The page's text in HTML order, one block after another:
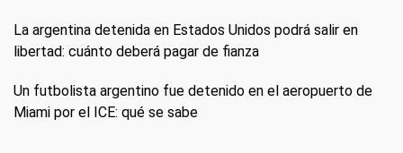
La argentina detenida en Estados Unidos podrá salir en
libertad: cuánto deberá pagar de fianza
Un futbolista argentino fue detenido en el aeropuerto de
Miami por el ICE: qué se sabe